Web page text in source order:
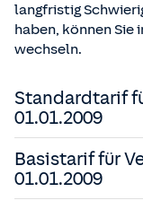
langfristig
haben, können Sie
wechseln.
Standardtarif
01.01.2009
DerStandardtarif
vor dem
abgeschlossen
Basistarif für
01.01.2009